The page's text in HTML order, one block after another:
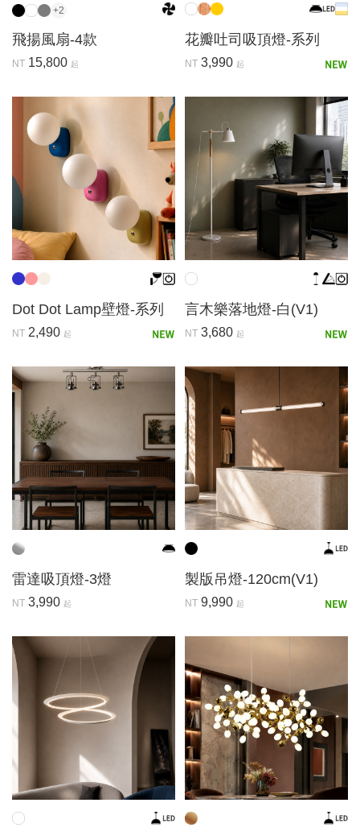
+2
飛揚風扇-4款
NT 15,800 起
花瓣吐司吸頂燈-系列
NT 3,990 起
Dot Dot Lamp壁燈-系列
NT 2,490 起
言木樂落地燈-白(V1)
NT 3,680 起
雷達吸頂燈-3燈
NT 3,990 起
製版吊燈-120cm(V1)
NT 9,990 起